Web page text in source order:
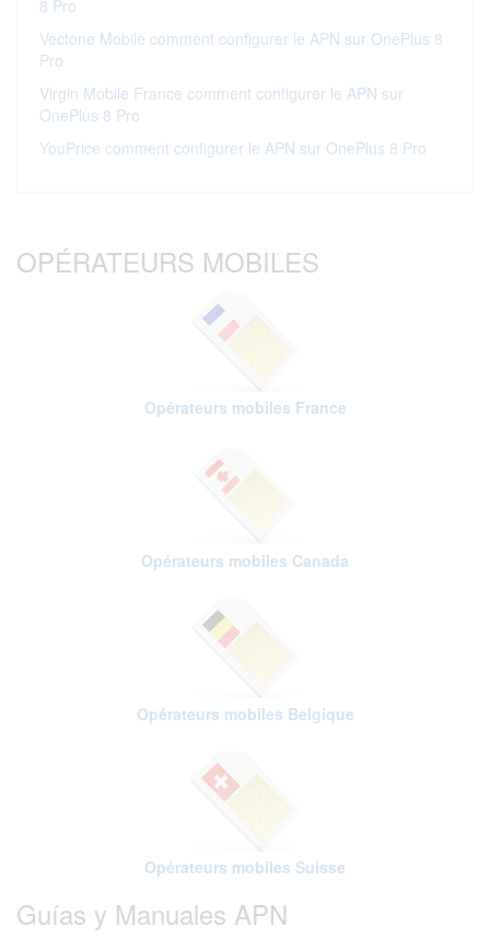
8 Pro
Vectone Mobile comment configurer le APN sur OnePlus 8
Pro
Virgin Mobile France comment configurer le APN sur
OnePlus 8 Pro
YouPrice comment configurer le APN sur OnePlus 8 Pro
OPÉRATEURS MOBILES
Opérateurs mobiles France
Opérateurs mobiles Canada
Opérateurs mobiles Belgique
Opérateurs mobiles Suisse
Guías y Manuales APN